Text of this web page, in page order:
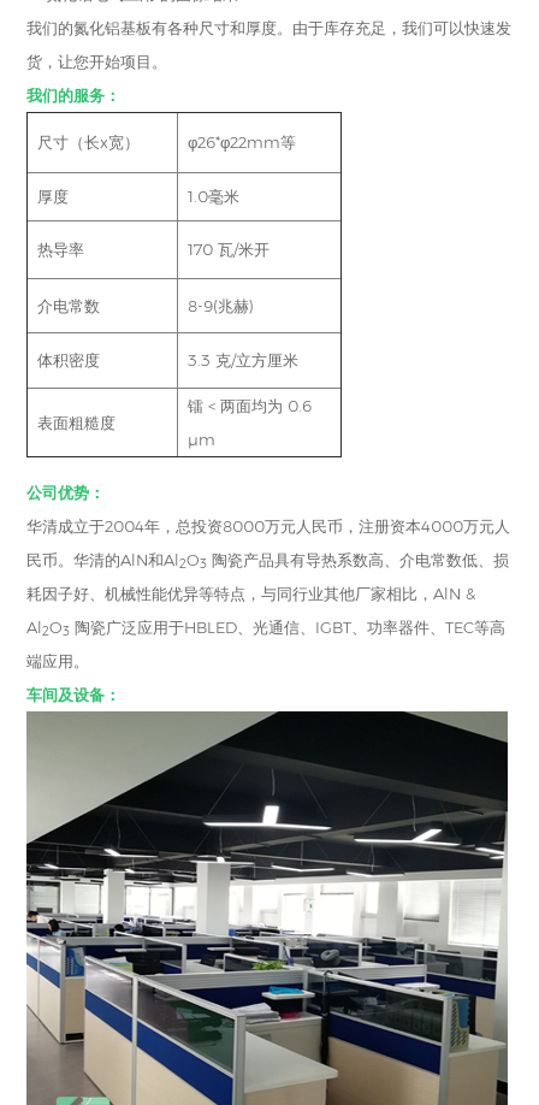
我们的氮化铝基板有各种尺寸和厚度。由于库存充足，我们可以快速发
货，让您开始项目。
我们的服务：
尺寸（长x宽） φ26*φ22mm等
厚度 1.0毫米
热导率 170 瓦/米开
介电常数 8-9(兆赫)
体积密度 3.3 克/立方厘米
表面粗糙度
镭 < 两面均为 0.6
μm
公司优势：
华清成立于2004年，总投资8000万元人民币，注册资本4000万元人
民币。华清的AlN和Al2O3 陶瓷产品具有导热系数高、介电常数低、损
耗因子好、机械性能优异等特点，与同行业其他厂家相比，AlN &
Al2O3 陶瓷广泛应用于HBLED、光通信、IGBT、功率器件、TEC等高
端应用。
车间及设备：